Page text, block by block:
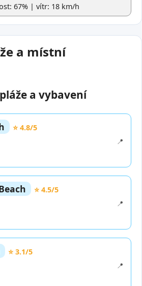
67% | vítr: 18 km/h
a místní
a vybavení
⭐ 4.8/5
📍
⭐ 4.5/5
📍
⭐ 3.1/5
📍